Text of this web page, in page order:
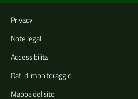
Link e informazioni utili
Privacy
Note legali
Accessibilità
Dati di monitoraggio
Mappa del sito